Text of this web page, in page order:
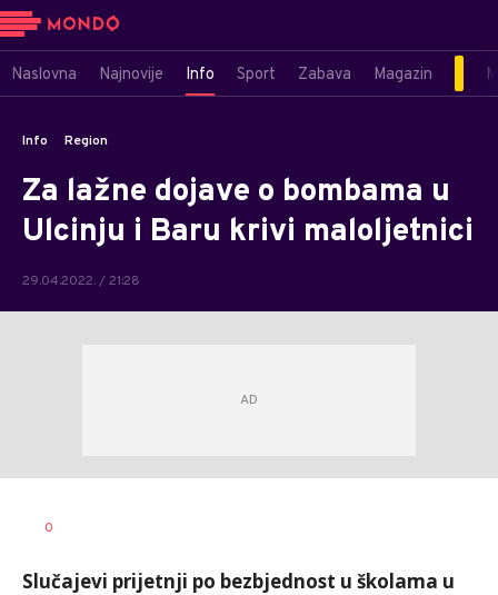
Naslovna Najnovije Info Sport Zabava Magazin
Info Region
Za lažne dojave o bombama u
Ulcinju i Baru krivi maloljetnici
29.04.2022. / 21:28
AUTOR
0
Slučajevi prijetnji po bezbjednost u školama u